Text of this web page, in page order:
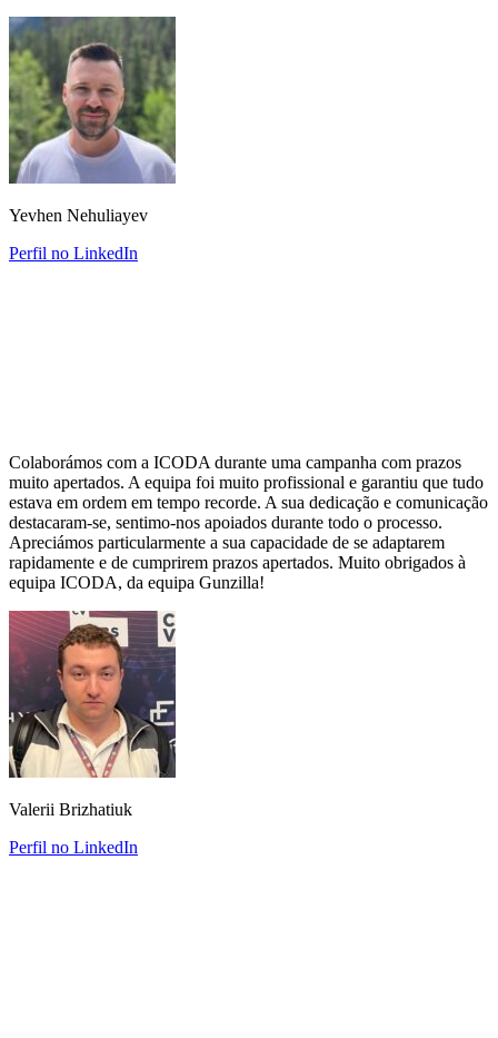
Yevhen Nehuliayev
Perfil no LinkedIn
Colaborámos com a ICODA durante uma campanha com prazos
muito apertados. A equipa foi muito profissional e garantiu que tudo
estava em ordem em tempo recorde. A sua dedicação e comunicação
destacaram-se, sentimo-nos apoiados durante todo o processo.
Apreciámos particularmente a sua capacidade de se adaptarem
rapidamente e de cumprirem prazos apertados. Muito obrigados à
equipa ICODA, da equipa Gunzilla!
Valerii Brizhatiuk
Perfil no LinkedIn